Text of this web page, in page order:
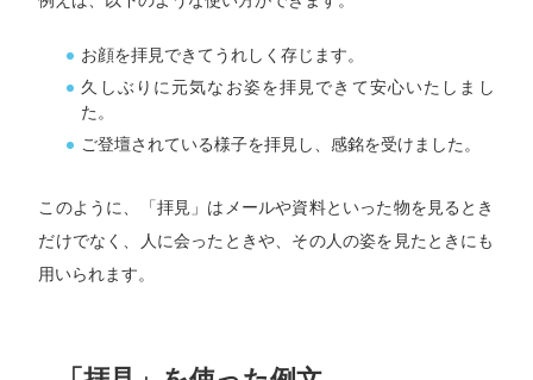
お顔を拝見できてうれしく存じます。
久しぶりに元気なお姿を拝見できて安心いたしまし
た。
ご登壇されている様子を拝見し、感銘を受けました。
このように、「拝見」はメールや資料といった物を見るとき
だけでなく、人に会ったときや、その人の姿を見たときにも
用いられます。